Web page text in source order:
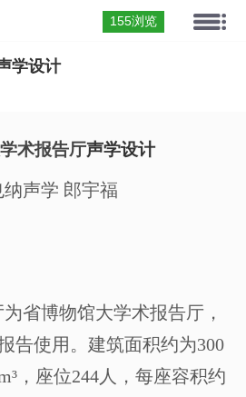
155浏览
学设计
术报告厅声学设计
纳声学 郎宇福
省博物馆大学术报告厅，
告使用。建筑面积约为300
³，座位244人，每座容积约